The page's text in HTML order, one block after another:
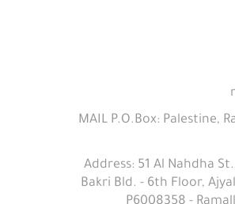
MAIL P.O.Box: Palestine,
Address: 51 Al Nahdha
Bakri Bld. - 6th Floor,